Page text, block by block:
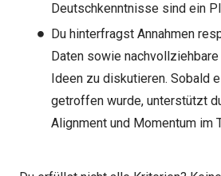
Deutschkenntnisse sind ein
Du hinterfragst Annahmen
Daten sowie
Ideen zu diskutieren. Sobald
getroffen wurde, unterstützt
Alignment und Momentum im